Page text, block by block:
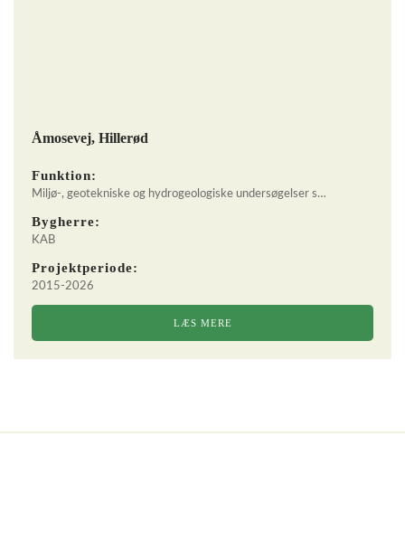
Åmosevej, Hillerød
Funktion:
Miljø-, geotekniske og hydrogeologiske undersøgelser s…
Bygherre:
KAB
Projektperiode:
2015-2026
LÆS MERE